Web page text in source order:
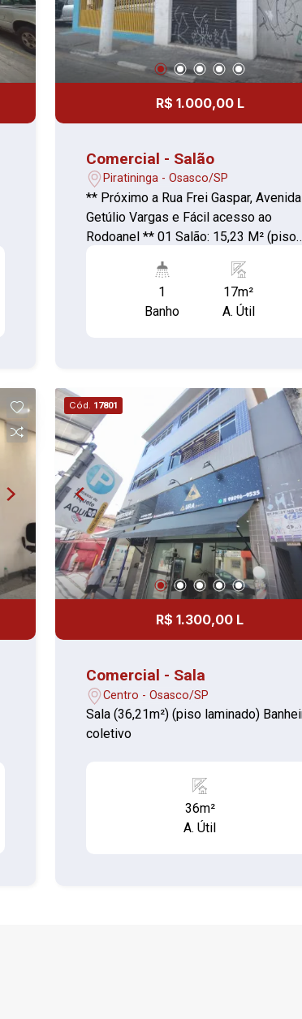
R$ 1.000,00 L
Comercial - Salão
Piratininga - Osasco/SP
** Próximo a Rua Frei Gaspar, Avenida
Getúlio Vargas e Fácil acesso ao
Rodoanel ** 01 Salão: 15,23 M² (piso
cerâmica e ¹/² az)
1
Banho
17m²
A. Útil
Cód. 17801
R$ 1.300,00 L
Comercial - Sala
Centro - Osasco/SP
Sala (36,21m²) (piso laminado) Banheiro
coletivo
36m²
A. Útil